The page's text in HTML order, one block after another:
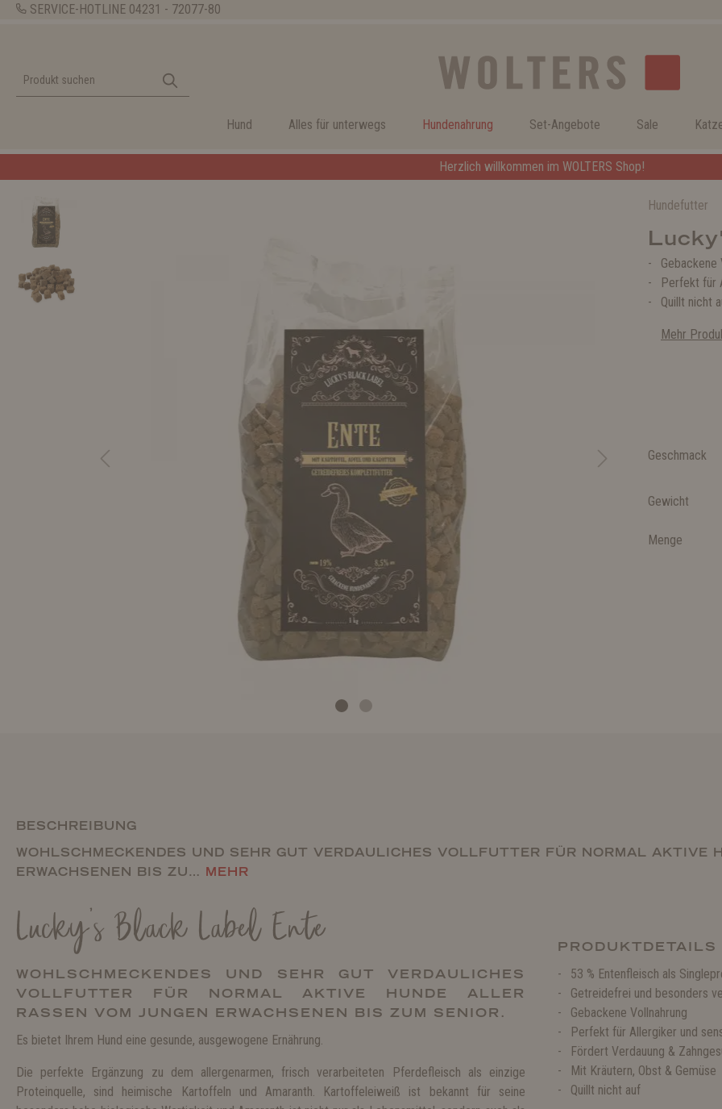
SERVICE-HOTLINE 04231 - 72077-80
Hund Alles für unterwegs Hundenahrung Set-Angebote Sale
Herzlich willkommen im WOLTERS Shop!
Hundefutter
Gebackene
Perfekt für
Quillt nicht
Mehr
Geschmack
Gewicht
Menge
BESCHREIBUNG
WOHLSCHMECKENDES UND SEHR GUT VERDAULICHES VOLLFUTTER FÜR NORMAL AKTIVE
ERWACHSENEN BIS ZU… MEHR
Lucky's Black Label Ente
WOHLSCHMECKENDES UND SEHR GUT VERDAULICHES
VOLLFUTTER FÜR NORMAL AKTIVE HUNDE ALLER
RASSEN VOM JUNGEN ERWACHSENEN BIS ZUM SENIOR.
Es bietet Ihrem Hund eine gesunde, ausgewogene Ernährung.
Die perfekte Ergänzung zu dem allergenarmen, frisch verarbeiteten Pferdefleisch als einzige
Proteinquelle, sind heimische Kartoffeln und Amaranth. Kartoffeleiweiß ist bekannt für seine
PRODUKTDETAILS
53 % Entenfleisch als
Getreidefrei und besonders
Gebackene Vollnahrung
Perfekt für Allergiker und
Fördert Verdauung &
Mit Kräutern, Obst & Gemüse
Quillt nicht auf